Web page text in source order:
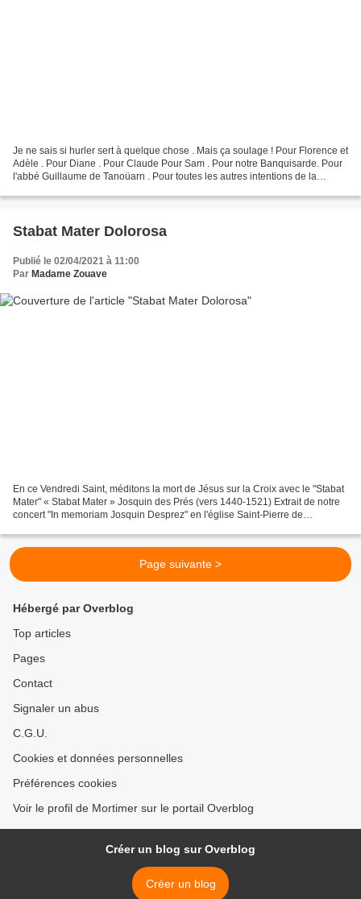
Je ne sais si hurler sert à quelque chose . Mais ça soulage ! Pour Florence et
Adèle . Pour Diane . Pour Claude Pour Sam . Pour notre Banquisarde. Pour
l'abbé Guillaume de Tanoüarn . Pour toutes les autres intentions de la
Stabat Mater Dolorosa
Publié le 02/04/2021 à 11:00
Par Madame Zouave
En ce Vendredi Saint, méditons la mort de Jésus sur la Croix avec le "Stabat
Mater" « Stabat Mater » Josquin des Prés (vers 1440-1521) Extrait de notre
concert "In memoriam Josquin Desprez" en l'église Saint-Pierre de
Page suivante >
Hébergé par Overblog
Top articles
Pages
Contact
Signaler un abus
C.G.U.
Cookies et données personnelles
Préférences cookies
Voir le profil de Mortimer sur le portail Overblog
Créer un blog sur Overblog
Créer un blog